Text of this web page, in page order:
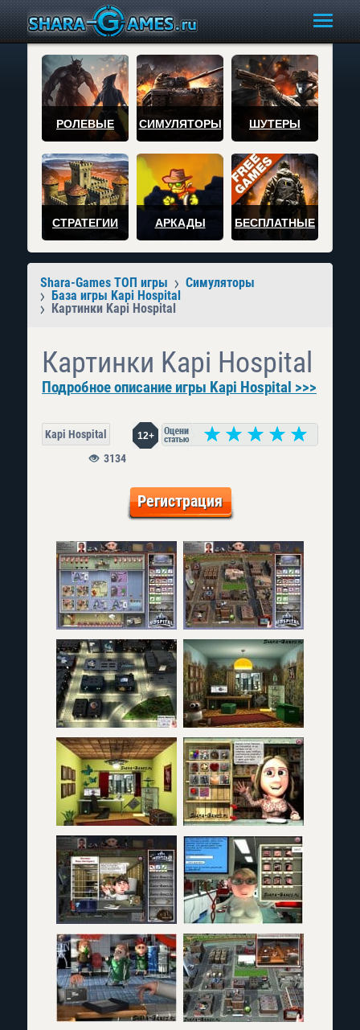
РОЛЕВЫЕ СИМУЛЯТОРЫ ШУТЕРЫ
СТРАТЕГИИ АРКАДЫ БЕСПЛАТНЫЕ
Shara-Games ТОП игры
Симуляторы
База игры Kapi Hospital
Картинки Kapi Hospital
Картинки Kapi Hospital
Подробное описание игры Kapi Hospital >>>
Kapi Hospital 12+
3134
Регистрация